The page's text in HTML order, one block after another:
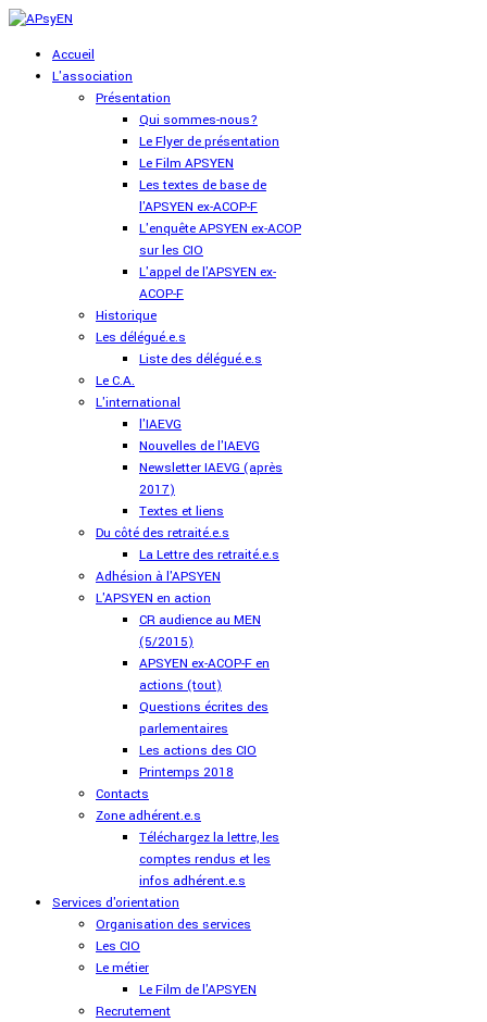
Accueil
L'association
Présentation
Qui sommes-nous?
Le Flyer de présentation
Le Film APSYEN
Les textes de base de
l'APSYEN ex-ACOP-F
L'enquête APSYEN ex-ACOP
sur les CIO
L'appel de l'APSYEN ex-
ACOP-F
Historique
Les délégué.e.s
Liste des délégué.e.s
Le C.A.
L'international
l'IAEVG
Nouvelles de l'IAEVG
Newsletter IAEVG (après
2017)
Textes et liens
Du côté des retraité.e.s
La Lettre des retraité.e.s
Adhésion à l'APSYEN
L'APSYEN en action
CR audience au MEN
(5/2015)
APSYEN ex-ACOP-F en
actions (tout)
Questions écrites des
parlementaires
Les actions des CIO
Printemps 2018
Contacts
Zone adhérent.e.s
Téléchargez la lettre, les
comptes rendus et les
infos adhérent.e.s
Services d'orientation
Organisation des services
Les CIO
Le métier
Le Film de l'APSYEN
Recrutement